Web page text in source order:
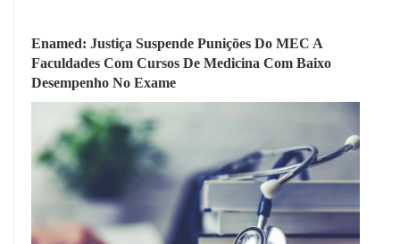
Enamed: Justiça Suspende Punições Do MEC A
Faculdades Com Cursos De Medicina Com Baixo
Desempenho No Exame